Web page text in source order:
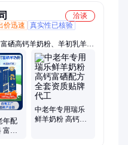
洽谈
价迅速
真实性已核验
硒高钙羊奶粉、羊初乳羊奶
粉贴牌、羊奶粉代工、百
、中老年羊奶粉、成人羊奶
、羊乳粉
年配
富硒
中老年专用瑞乐
鲜羊奶粉 高钙富